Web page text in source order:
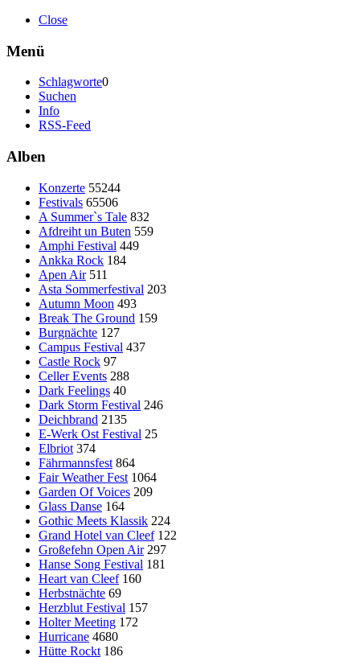
Close
Menü
Schlagworte0
Suchen
Info
RSS-Feed
Alben
Konzerte 55244
Festivals 65506
A Summer`s Tale 832
Afdreiht un Buten 559
Amphi Festival 449
Ankka Rock 184
Apen Air 511
Asta Sommerfestival 203
Autumn Moon 493
Break The Ground 159
Burgnächte 127
Campus Festival 437
Castle Rock 97
Celler Events 288
Dark Feelings 40
Dark Storm Festival 246
Deichbrand 2135
E-Werk Ost Festival 25
Elbriot 374
Fährmannsfest 864
Fair Weather Fest 1064
Garden Of Voices 209
Glass Danse 164
Gothic Meets Klassik 224
Grand Hotel van Cleef 122
Großefehn Open Air 297
Hanse Song Festival 181
Heart van Cleef 160
Herbstnächte 69
Herzblut Festival 157
Holter Meeting 172
Hurricane 4680
Hütte Rockt 186